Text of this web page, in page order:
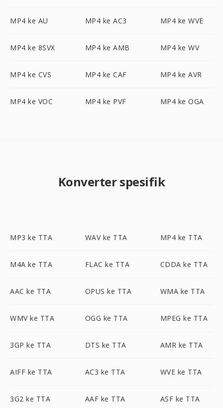
MP4 ke AU MP4 ke AC3 MP4 ke WVE
MP4 ke 8SVX MP4 ke AMB MP4 ke WV
MP4 ke CVS MP4 ke CAF MP4 ke AVR
MP4 ke VOC MP4 ke PVF MP4 ke OGA
Konverter spesifik
MP3 ke TTA WAV ke TTA MP4 ke TTA
M4A ke TTA FLAC ke TTA CDDA ke TTA
AAC ke TTA OPUS ke TTA WMA ke TTA
WMV ke TTA OGG ke TTA MPEG ke TTA
3GP ke TTA DTS ke TTA AMR ke TTA
AIFF ke TTA AC3 ke TTA WVE ke TTA
3G2 ke TTA AAF ke TTA ASF ke TTA